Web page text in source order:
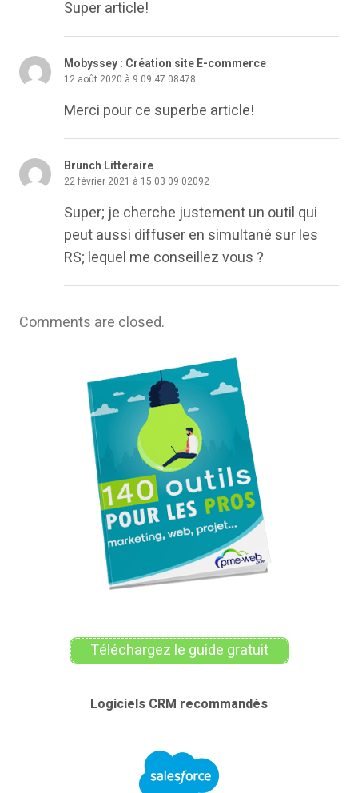
Super article!
Mobyssey : Création site E-commerce
12 août 2020 à 9 09 47 08478
Merci pour ce superbe article!
Brunch Litteraire
22 février 2021 à 15 03 09 02092
Super; je cherche justement un outil qui
peut aussi diffuser en simultané sur les
RS; lequel me conseillez vous ?
Comments are closed.
Téléchargez le guide gratuit
Logiciels CRM recommandés